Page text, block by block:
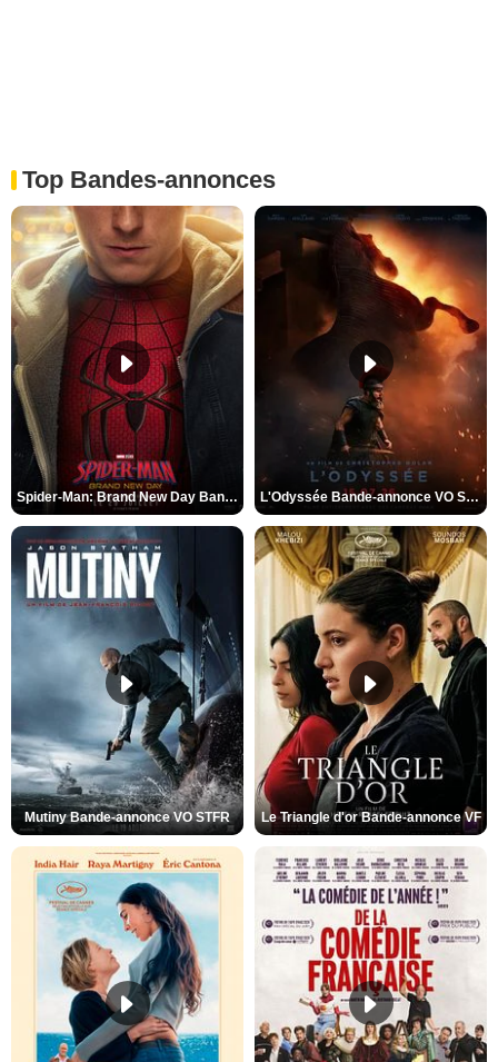
Top Bandes-annonces
Spider-Man: Brand New Day Bande-annonce VO STFR L'Odyssée Bande-annonce VO STFR
Mutiny Bande-annonce VO STFR Le Triangle d'or Bande-annonce VF